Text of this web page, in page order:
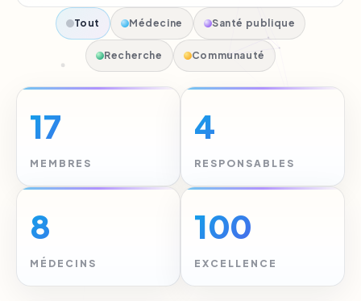
Tout Médecine Santé publique
Recherche Communauté
17
MEMBRES
4
RESPONSABLES
8
MÉDECINS
100
EXCELLENCE